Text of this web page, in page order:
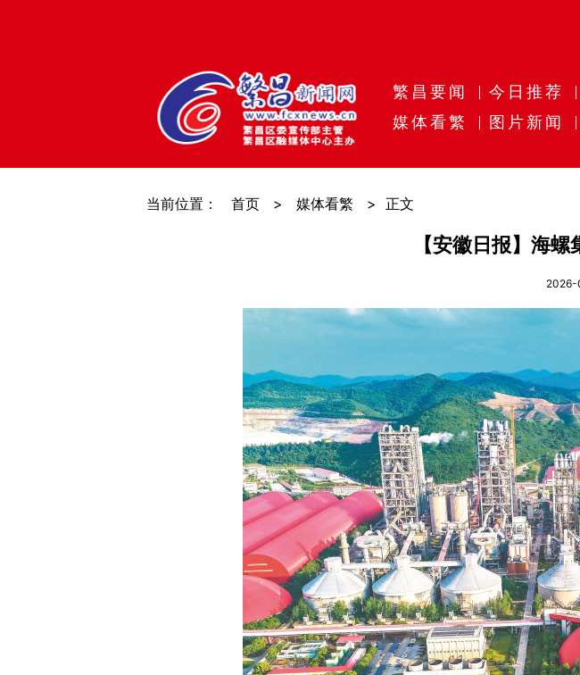
繁昌要闻 今日推荐
媒体看繁
图片新闻
当前位置： 首页 > 媒体看繁 > 正文
【安徽日报】海
2026-